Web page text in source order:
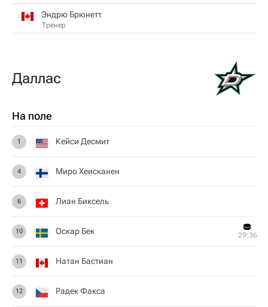
Эндрю Брюнетт
Тренер
Даллас
На поле
1 Кейси Десмит
4 Миро Хеисканен
6 Лиан Биксель
10 Оскар Бек 29:36
11 Натан Бастиан
12 Радек Факса